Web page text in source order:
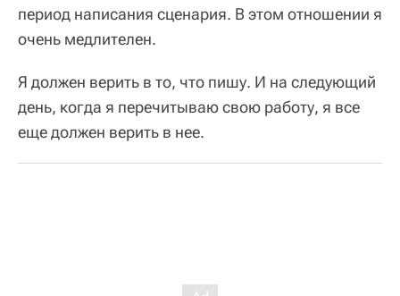
период написания сценария. В этом отношении я
очень медлителен.
Я должен верить в то, что пишу. И на следующий
день, когда я перечитываю свою работу, я все
еще должен верить в нее.